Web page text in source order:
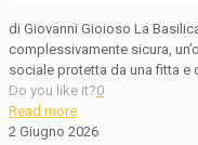
di Giovanni Gioioso La
complessivamente sicura,
sociale protetta da una fitta e
Do you like it?0
Read more
2 Giugno 2026